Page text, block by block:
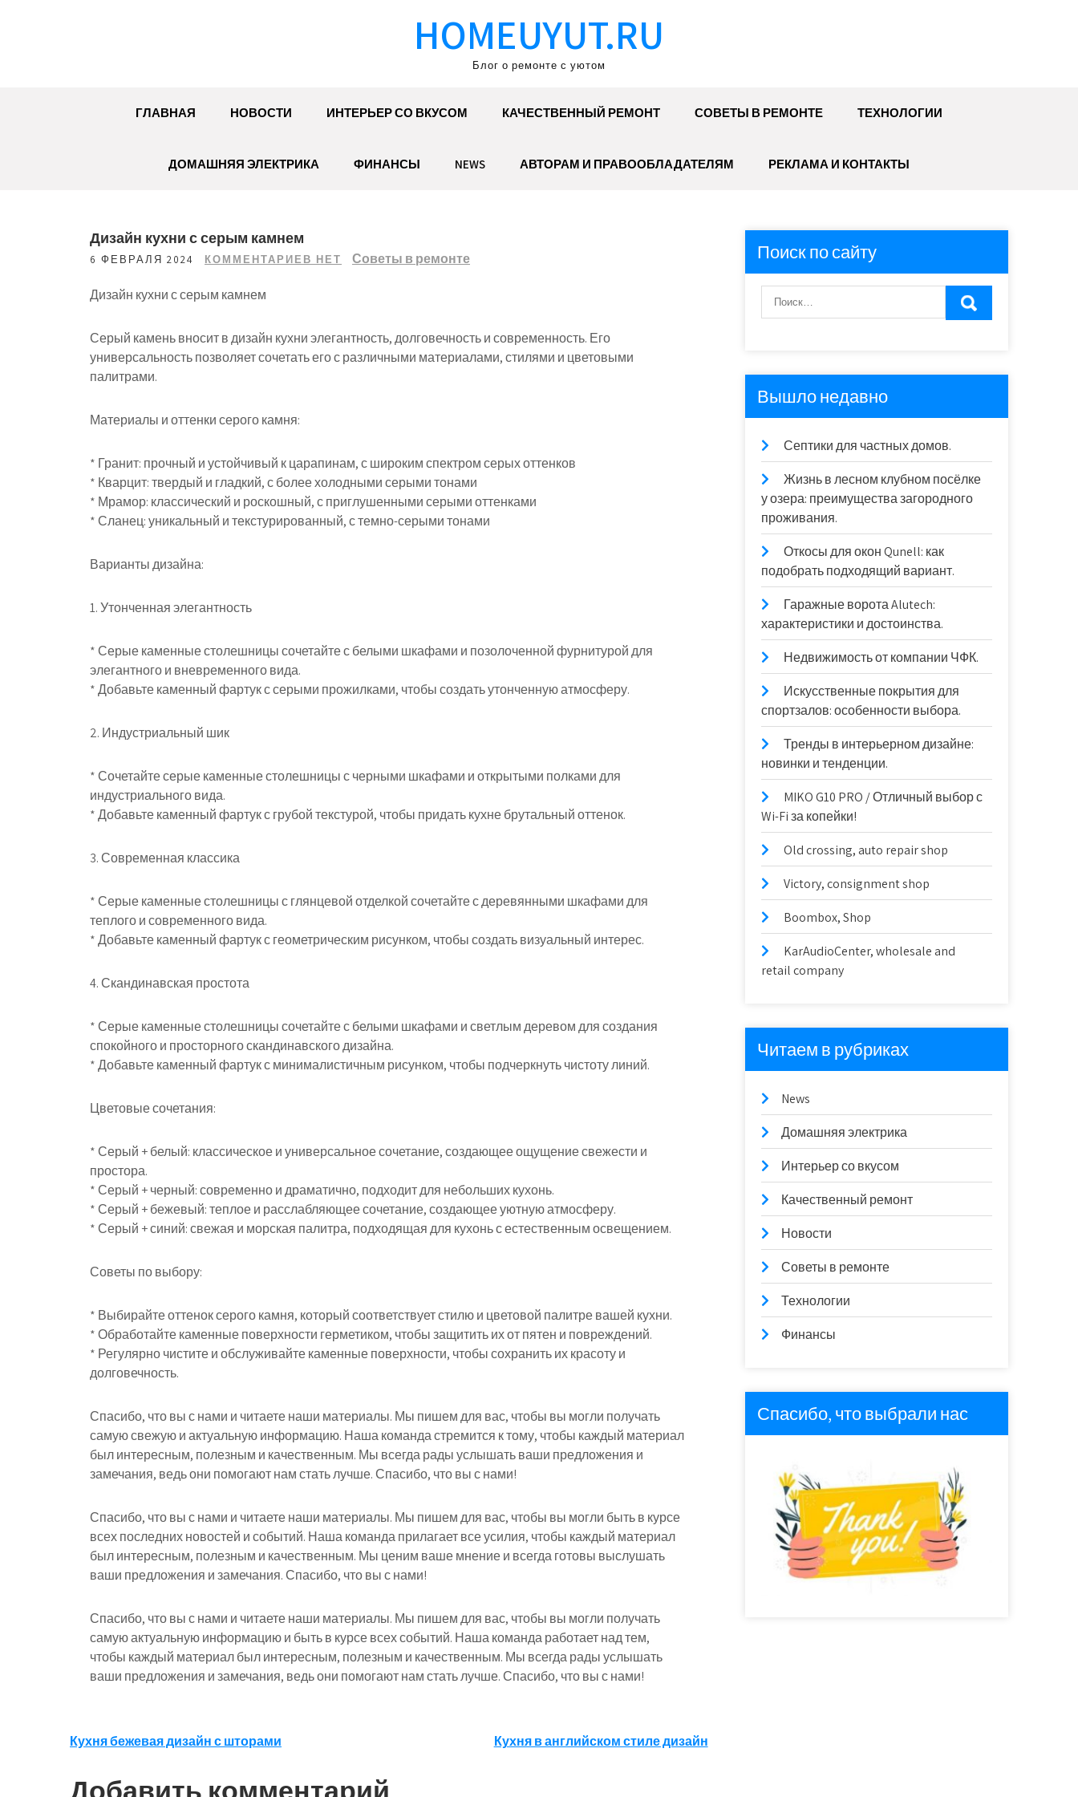
HOMEUYUT.RU
Блог о ремонте с уютом
ГЛАВНАЯ НОВОСТИ ИНТЕРЬЕР СО ВКУСОМ КАЧЕСТВЕННЫЙ РЕМОНТ СОВЕТЫ В РЕМОНТЕ ТЕХНОЛОГИИ
ДОМАШНЯЯ ЭЛЕКТРИКА ФИНАНСЫ NEWS АВТОРАМ И ПРАВООБЛАДАТЕЛЯМ РЕКЛАМА И КОНТАКТЫ
Дизайн кухни с серым камнем
6 ФЕВРАЛЯ 2024 КОММЕНТАРИЕВ НЕТ Советы в ремонте
Дизайн кухни с серым камнем
Серый камень вносит в дизайн кухни элегантность, долговечность и современность. Его
универсальность позволяет сочетать его с различными материалами, стилями и цветовыми
палитрами.
Материалы и оттенки серого камня:
* Гранит: прочный и устойчивый к царапинам, с широким спектром серых оттенков
* Кварцит: твердый и гладкий, с более холодными серыми тонами
* Мрамор: классический и роскошный, с приглушенными серыми оттенками
* Сланец: уникальный и текстурированный, с темно-серыми тонами
Варианты дизайна:
1. Утонченная элегантность
* Серые каменные столешницы сочетайте с белыми шкафами и позолоченной фурнитурой для
элегантного и вневременного вида.
* Добавьте каменный фартук с серыми прожилками, чтобы создать утонченную атмосферу.
2. Индустриальный шик
* Сочетайте серые каменные столешницы с черными шкафами и открытыми полками для
индустриального вида.
* Добавьте каменный фартук с грубой текстурой, чтобы придать кухне брутальный оттенок.
3. Современная классика
* Серые каменные столешницы с глянцевой отделкой сочетайте с деревянными шкафами для
теплого и современного вида.
* Добавьте каменный фартук с геометрическим рисунком, чтобы создать визуальный интерес.
4. Скандинавская простота
* Серые каменные столешницы сочетайте с белыми шкафами и светлым деревом для создания
спокойного и просторного скандинавского дизайна.
* Добавьте каменный фартук с минималистичным рисунком, чтобы подчеркнуть чистоту линий.
Цветовые сочетания:
* Серый + белый: классическое и универсальное сочетание, создающее ощущение свежести и
простора.
* Серый + черный: современно и драматично, подходит для небольших кухонь.
* Серый + бежевый: теплое и расслабляющее сочетание, создающее уютную атмосферу.
* Серый + синий: свежая и морская палитра, подходящая для кухонь с естественным освещением.
Советы по выбору:
* Выбирайте оттенок серого камня, который соответствует стилю и цветовой палитре вашей кухни.
* Обработайте каменные поверхности герметиком, чтобы защитить их от пятен и повреждений.
* Регулярно чистите и обслуживайте каменные поверхности, чтобы сохранить их красоту и
долговечность.
Спасибо, что вы с нами и читаете наши материалы. Мы пишем для вас, чтобы вы могли получать
самую свежую и актуальную информацию. Наша команда стремится к тому, чтобы каждый материал
был интересным, полезным и качественным. Мы всегда рады услышать ваши предложения и
замечания, ведь они помогают нам стать лучше. Спасибо, что вы с нами!
Спасибо, что вы с нами и читаете наши материалы. Мы пишем для вас, чтобы вы могли быть в курсе
всех последних новостей и событий. Наша команда прилагает все усилия, чтобы каждый материал
был интересным, полезным и качественным. Мы ценим ваше мнение и всегда готовы выслушать
ваши предложения и замечания. Спасибо, что вы с нами!
Спасибо, что вы с нами и читаете наши материалы. Мы пишем для вас, чтобы вы могли получать
самую актуальную информацию и быть в курсе всех событий. Наша команда работает над тем,
чтобы каждый материал был интересным, полезным и качественным. Мы всегда рады услышать
ваши предложения и замечания, ведь они помогают нам стать лучше. Спасибо, что вы с нами!
Навигация
по
Кухня бежевая дизайн с шторами Кухня в английском стиле дизайн
Поиск по сайту
Вышло недавно
Септики для частных домов.
Жизнь в лесном клубном посёлке
у озера: преимущества загородного
проживания.
Откосы для окон Qunell: как
подобрать подходящий вариант.
Гаражные ворота Alutech:
характеристики и достоинства.
Недвижимость от компании ЧФК.
Искусственные покрытия для
спортзалов: особенности выбора.
Тренды в интерьерном дизайне:
новинки и тенденции.
MIKO G10 PRO / Отличный выбор с
Wi-Fi за копейки!
Old crossing, auto repair shop
Victory, consignment shop
Boombox, Shop
KarAudioCenter, wholesale and
retail company
Читаем в рубриках
News
Домашняя электрика
Интерьер со вкусом
Качественный ремонт
Новости
Советы в ремонте
Технологии
Финансы
Спасибо, что выбрали нас